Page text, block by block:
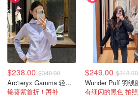
$238.00 $340.00
Arc'teryx Gamma 轻量连帽卫衣 女款
锦葵紫首折！蹲补
$249.00 $348.00
有细闪的黑色 拍